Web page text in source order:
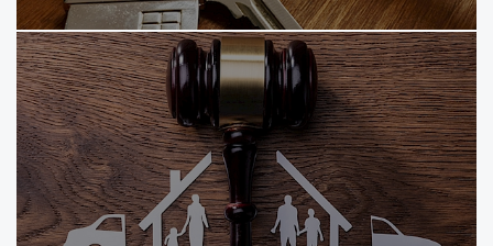
Aile ve Miras Hukuku
Nova Hukuk ve Danışmanlık Bürosu olarak, bireylerin en kişisel
ve hassas meselelerini kapsayan aile ve miras hukuku
alanlarında titizlikle hukuki destek sunmaktayız.
DAHA FAZLA